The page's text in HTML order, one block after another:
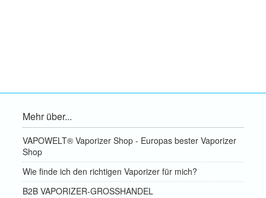
Mehr über...
VAPOWELT® Vaporizer Shop - Europas bester Vaporizer
Shop
Wie finde ich den richtigen Vaporizer für mich?
B2B VAPORIZER-GROSSHANDEL